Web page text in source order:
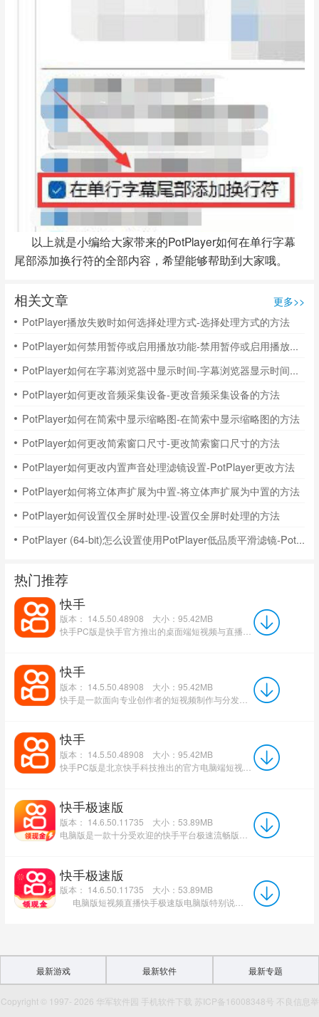
以上就是小编给大家带来的PotPlayer如何在单行字幕
尾部添加换行符的全部内容，希望能够帮助到大家哦。
相关文章
更多>>
PotPlayer播放失败时如何选择处理方式-选择处理方式的方法
PotPlayer如何禁用暂停或启用播放功能-禁用暂停或启用播放功能的方法
PotPlayer如何在字幕浏览器中显示时间-字幕浏览器显示时间的方法
PotPlayer如何更改音频采集设备-更改音频采集设备的方法
PotPlayer如何在简索中显示缩略图-在简索中显示缩略图的方法
PotPlayer如何更改简索窗口尺寸-更改简索窗口尺寸的方法
PotPlayer如何更改内置声音处理滤镜设置-PotPlayer更改方法
PotPlayer如何将立体声扩展为中置-将立体声扩展为中置的方法
PotPlayer如何设置仅全屏时处理-设置仅全屏时处理的方法
PotPlayer (64-bit)怎么设置使用PotPlayer低品质平滑滤镜-PotPlayer教程
热门推荐
快手
版本： 14.5.50.48908
大小：95.42MB
快手PC版是快手官方推出的桌面端短视频与直播平台，专为Windows和Mac系统用户设计，实现与移动端账号数据无缝...
快手
版本： 14.5.50.48908
大小：95.42MB
快手
版本： 14.5.50.48908
大小：95.42MB
快手PC版是北京快手科技推出的官方电脑端短视频社交平台，专为Windows与Mac用户打造，账号数据与手机端实时互...
快手极速版
版本： 14.6.50.11735
大小：53.89MB
快手极速版
版本： 14.6.50.11735
大小：53.89MB
电脑版短视频直播快手极速版电脑版特别说明：华军软件园提供的安装包中含有安卓模拟器和软件AP...
最新游戏 最新软件 最新专题
Copyright © 1997- 2026 华军软件园 手机软件下载 苏ICP备16008348号 不良信息举